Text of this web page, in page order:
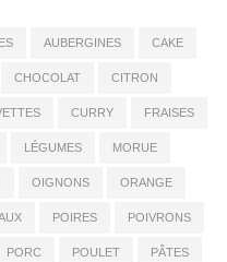
AUBERGINES CAKE
CHOCOLAT CITRON
CURRY FRAISES
LÉGUMES MORUE
OIGNONS ORANGE
POIRES POIVRONS
PORC POULET PÂTES